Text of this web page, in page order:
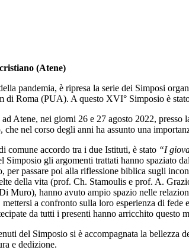
(Atene)
pandemia, è ripresa la serie dei Simposi
di Roma (PUA). A questo XVI° Simposio è
Atene, nei giorni 26 e 27 agosto 2022,
che nel corso degli anni ha assunto una
comune accordo tra i due Istituti, è stato “I
Simposio gli argomenti trattati hanno spaziato
per passare poi alla riflessione biblica sugli
della vita (prof. Ch. Stamoulis e prof. A.
Muro), hanno avuto ampio spazio nelle
mettersi a confronto sulla loro esperienza di
da tutti i presenti hanno arricchito questo
del Simposio si è accompagnata la bellezza
e dedizione.